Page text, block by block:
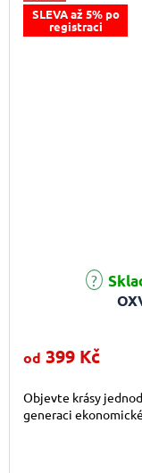
SLEVA až 5% po
registraci
Průměrné
od 399 Kč
Objevte krásy
generaci